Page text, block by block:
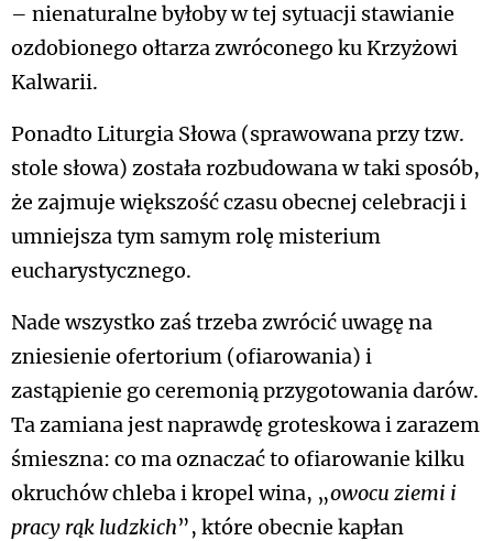
– nienaturalne byłoby w tej sytuacji stawianie
ozdobionego ołtarza zwróconego ku Krzyżowi
Kalwarii.
Ponadto Liturgia Słowa (sprawowana przy tzw.
stole słowa) została rozbudowana w taki sposób,
że zajmuje większość czasu obecnej celebracji i
umniejsza tym samym rolę misterium
eucharystycznego.
Nade wszystko zaś trzeba zwrócić uwagę na
zniesienie ofertorium (ofiarowania) i
zastąpienie go ceremonią przygotowania darów.
Ta zamiana jest naprawdę groteskowa i zarazem
śmieszna: co ma oznaczać to ofiarowanie kilku
okruchów chleba i kropel wina, „owocu ziemi i
pracy rąk ludzkich”, które obecnie kapłan